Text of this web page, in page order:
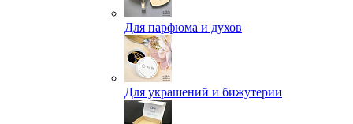
Для парфюма и духов
Для украшений и бижутерии